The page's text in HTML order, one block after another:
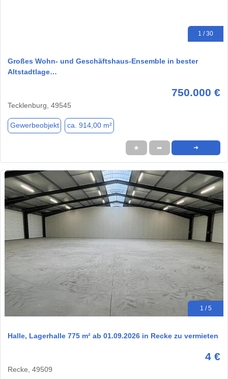
1 / 30
Großes Wohn- und Geschäftshaus-Ensemble in bester
Altstadtlage…
750.000 €
Tecklenburg, 49545
Gewerbeobjekt ca. 914,00 m²
★ ➦ ➜
1 / 5
Halle, Lagerhalle 775 m² ab 01.09.2026 in Recke zu vermieten
4 €
Recke, 49509